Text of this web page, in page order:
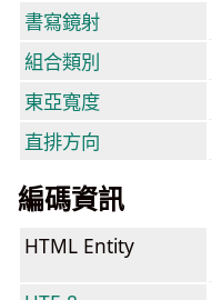
書寫鏡射
組合類別
東亞寬度
直排方向
編碼資訊
HTML Entity